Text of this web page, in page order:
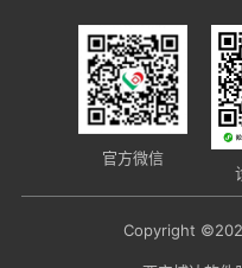
官方微信
Copyright